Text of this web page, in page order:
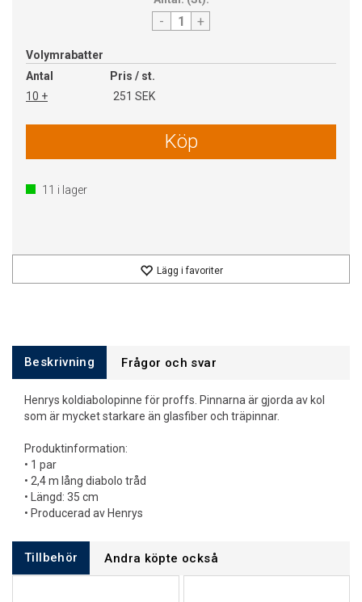
- +
Volymrabatter
Antal
Pris / st.
10 +
251 SEK
Köp
11 i lager
Lägg i favoriter
Beskrivning Frågor och svar
Henrys koldiabolopinne för proffs. Pinnarna är gjorda av kol
som är mycket starkare än glasfiber och träpinnar.
Produktinformation:
• 1 par
• 2,4 m lång diabolo tråd
• Längd: 35 cm
• Producerad av Henrys
Tillbehör Andra köpte också